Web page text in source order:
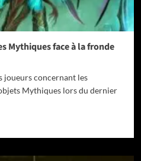
Mythiques face à la fronde
joueurs concernant les
Mythiques lors du dernier